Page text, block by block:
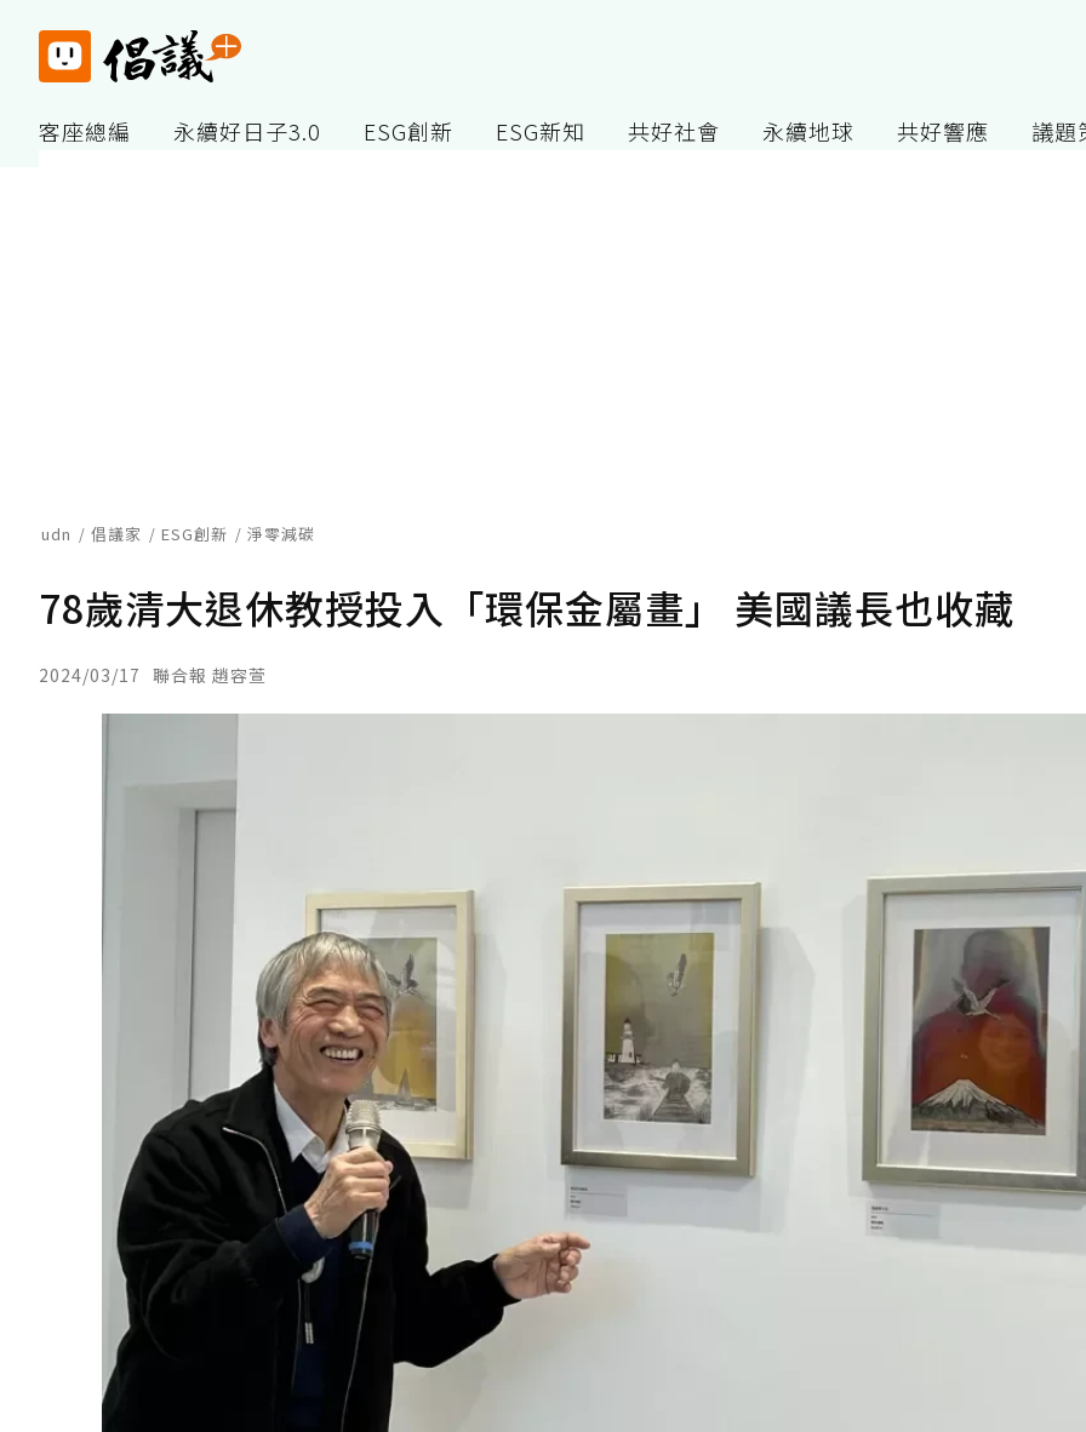
客座總編 永續好日子3.0 ESG創新 ESG新知 共好社會 永續地球 共好響應 議題
udn 倡議家 ESG創新 淨零減碳
78歲清大退休教授投入「環保金屬畫」 美國議長也收藏
2024/03/17 聯合報 趙容萱